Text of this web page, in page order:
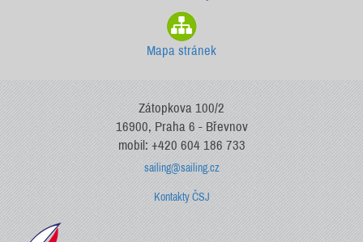
Mapa stránek
Zátopkova 100/2
16900, Praha 6 - Břevnov
mobil: +420 604 186 733
sailing@sailing.cz
Kontakty ČSJ